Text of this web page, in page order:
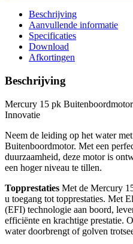
Beschrijving
Aanvullende informatie
Specificaties
Download
Afkortingen
Beschrijving
Mercury 15 pk
Innovatie
Neem de leiding op het water
Buitenboordmotor. Met een
duurzaamheid, deze motor is
een hoger niveau te tillen.
Topprestaties Met de Mercury
u toegang tot topprestaties. Met
(EFI) technologie aan boord,
efficiënte en krachtige prestatie.
water doorbrengt of golven